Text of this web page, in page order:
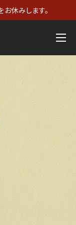
休みします。